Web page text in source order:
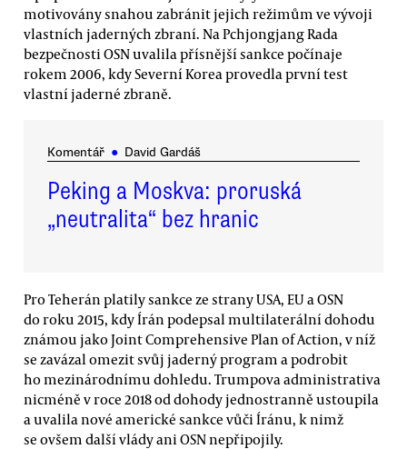
motivovány snahou zabránit jejich režimům ve vývoji
vlastních jaderných zbraní. Na Pchjongjang Rada
bezpečnosti OSN uvalila přísnější sankce počínaje
rokem 2006, kdy Severní Korea provedla první test
vlastní jaderné zbraně.
Komentář ● David Gardáš
Peking a Moskva: proruská
„neutralita“ bez hranic
Pro Teherán platily sankce ze strany USA, EU a OSN
do roku 2015, kdy Írán podepsal multilaterální dohodu
známou jako Joint Comprehensive Plan of Action, v níž
se zavázal omezit svůj jaderný program a podrobit
ho mezinárodnímu dohledu. Trumpova administrativa
nicméně v roce 2018 od dohody jednostranně ustoupila
a uvalila nové americké sankce vůči Íránu, k nimž
se ovšem další vlády ani OSN nepřipojily.